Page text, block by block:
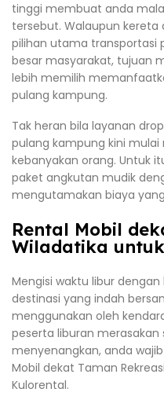
tinggi membuat anda
tersebut. Walaupun kereta
pilihan utama transportasi
besar masyarakat, tujuan
lebih memilih
pulang kampung.
Tak heran bila layanan
pulang kampung kini
kebanyakan orang. Untuk
paket angkutan mudik
mengutamakan biaya
Rental Mobil
Wiladatika
Mengisi waktu libur
destinasi yang indah
menggunakan oleh
peserta liburan merasakan
menyenangkan, anda
Mobil dekat Taman
Kulorental.